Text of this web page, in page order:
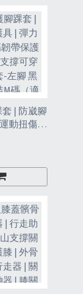
| 防崴腳
動扭傷韌
傷支撐可
腳 黑色
）